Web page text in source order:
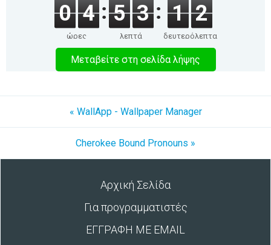
0 4
ώρες
5 3
λεπτά
1 2
δευτερόλεπτα
Μεταβείτε στη σελίδα λήψης
« WallApp - Wallpaper Manager
Cherokee Bound Pronouns »
Αρχική Σελίδα
Για προγραμματιστές
ΕΓΓΡΑΦΗ ΜΕ EMAIL